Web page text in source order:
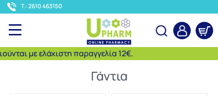
T.: 2610 463150
με ελάχιστη παραγγελία 12€.
Αναζήτηση
Γάντια